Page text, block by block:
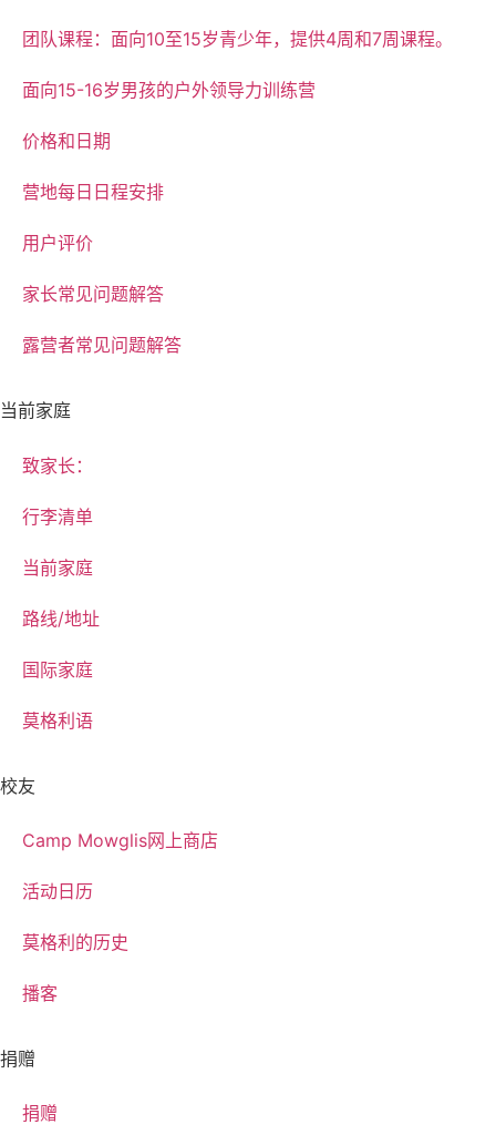
团队课程：面向10至15岁青少年，提供4周和7周课程。
面向15-16岁男孩的户外领导力训练营
价格和日期
营地每日日程安排
用户评价
家长常见问题解答
露营者常见问题解答
当前家庭
致家长：
行李清单
当前家庭
路线/地址
国际家庭
莫格利语
校友
Camp Mowglis网上商店
活动日历
莫格利的历史
播客
捐赠
捐赠